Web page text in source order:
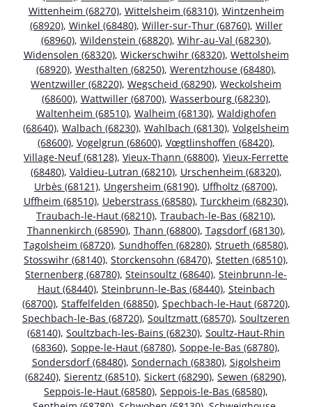
Wittenheim (68270), Wittelsheim (68310), Wintzenheim
(68920), Winkel (68480), Willer-sur-Thur (68760), Willer
(68960), Wildenstein (68820), Wihr-au-Val (68230),
Widensolen (68320), Wickerschwihr (68320), Wettolsheim
(68920), Westhalten (68250), Werentzhouse (68480),
Wentzwiller (68220), Wegscheid (68290), Weckolsheim
(68600), Wattwiller (68700), Wasserbourg (68230),
Waltenheim (68510), Walheim (68130), Waldighofen
(68640), Walbach (68230), Wahlbach (68130), Volgelsheim
(68600), Vogelgrun (68600), Vœgtlinshoffen (68420),
Village-Neuf (68128), Vieux-Thann (68800), Vieux-Ferrette
(68480), Valdieu-Lutran (68210), Urschenheim (68320),
Urbès (68121), Ungersheim (68190), Uffholtz (68700),
Uffheim (68510), Ueberstrass (68580), Turckheim (68230),
Traubach-le-Haut (68210), Traubach-le-Bas (68210),
Thannenkirch (68590), Thann (68800), Tagsdorf (68130),
Tagolsheim (68720), Sundhoffen (68280), Strueth (68580),
Stosswihr (68140), Storckensohn (68470), Stetten (68510),
Sternenberg (68780), Steinsoultz (68640), Steinbrunn-le-
Haut (68440), Steinbrunn-le-Bas (68440), Steinbach
(68700), Staffelfelden (68850), Spechbach-le-Haut (68720),
Spechbach-le-Bas (68720), Soultzmatt (68570), Soultzeren
(68140), Soultzbach-les-Bains (68230), Soultz-Haut-Rhin
(68360), Soppe-le-Haut (68780), Soppe-le-Bas (68780),
Sondersdorf (68480), Sondernach (68380), Sigolsheim
(68240), Sierentz (68510), Sickert (68290), Sewen (68290),
Seppois-le-Haut (68580), Seppois-le-Bas (68580),